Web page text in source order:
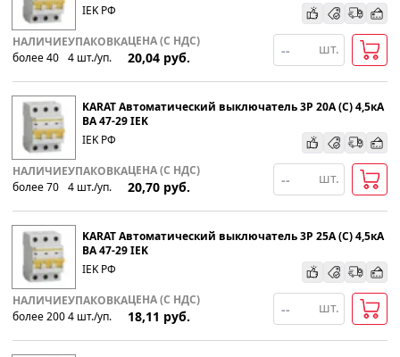
IEK РФ
НАЛИЧИЕ
более 40
УПАКОВКА
4 шт./уп.
ЦЕНА (С НДС)
20,04 руб.
шт.
KARAT Автоматический выключатель 3P 20А (С) 4,5кА
ВА 47-29 IEK
IEK РФ
НАЛИЧИЕ
более 70
УПАКОВКА
4 шт./уп.
ЦЕНА (С НДС)
20,70 руб.
шт.
KARAT Автоматический выключатель 3P 25А (С) 4,5кА
ВА 47-29 IEK
IEK РФ
НАЛИЧИЕ
более 200
УПАКОВКА
4 шт./уп.
ЦЕНА (С НДС)
18,11 руб.
шт.